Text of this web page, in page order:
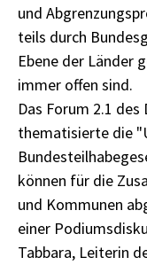
und
teils durch
Ebene der Länder
immer offen sind.
Das Forum 2.1
thematisierte die
können für die
und Kommunen
einer
Tabbara, Leiterin